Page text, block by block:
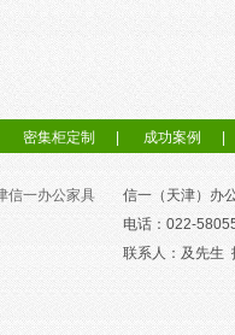
密集柜定制 成功案例
信一（天津）办
电话：022-
联系人：及先生